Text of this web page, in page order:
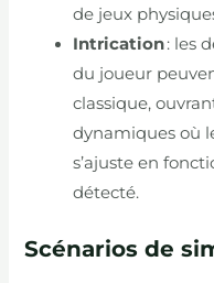
de jeux
Intrication: les
du joueur
classique,
dynamiques où
s’ajuste en
détecté.
Scénarios de